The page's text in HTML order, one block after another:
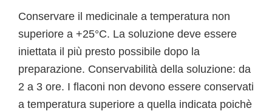
Conservare il medicinale a temperatura non
superiore a +25°C. La soluzione deve essere
iniettata il più presto possibile dopo la
preparazione. Conservabilità della soluzione: da
2 a 3 ore. I flaconi non devono essere conservati
a temperatura superiore a quella indicata poichè